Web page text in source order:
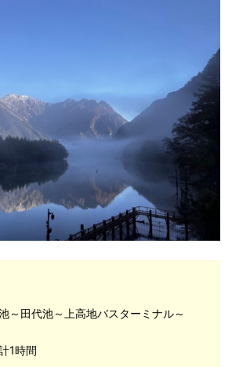
～田代池～上高地バスターミナル～
1時間